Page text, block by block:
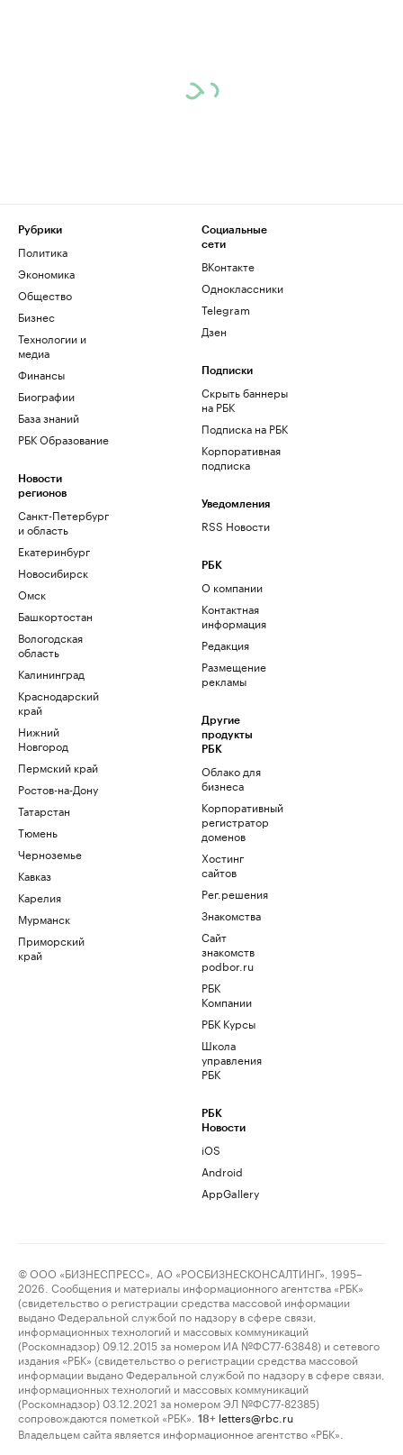
Рубрики
Политика
Экономика
Общество
Бизнес
Технологии и
медиа
Финансы
Биографии
База знаний
РБК Образование
Новости
регионов
Санкт-Петербург
и область
Екатеринбург
Новосибирск
Омск
Башкортостан
Вологодская
область
Калининград
Краснодарский
край
Нижний
Новгород
Пермский край
Ростов-на-Дону
Татарстан
Тюмень
Черноземье
Кавказ
Карелия
Мурманск
Приморский
край
Социальные
сети
ВКонтакте
Одноклассники
Telegram
Дзен
Подписки
Скрыть баннеры
на РБК
Подписка на РБК
Корпоративная
подписка
Уведомления
RSS Новости
РБК
О компании
Контактная
информация
Редакция
Размещение
рекламы
Другие
продукты
РБК
Облако для
бизнеса
Корпоративный
регистратор
доменов
Хостинг
сайтов
Рег.решения
Знакомства
Сайт
знакомств
podbor.ru
РБК
Компании
РБК Курсы
Школа
управления
РБК
РБК
Новости
iOS
Android
AppGallery
© ООО «БИЗНЕСПРЕСС», АО «РОСБИЗНЕСКОНСАЛТИНГ», 1995–
2026. Сообщения и материалы информационного агентства «РБК»
(свидетельство о регистрации средства массовой информации
выдано Федеральной службой по надзору в сфере связи,
информационных технологий и массовых коммуникаций
(Роскомнадзор) 09.12.2015 за номером ИА №ФС77-63848) и сетевого
издания «РБК» (свидетельство о регистрации средства массовой
информации выдано Федеральной службой по надзору в сфере связи,
информационных технологий и массовых коммуникаций
(Роскомнадзор) 03.12.2021 за номером ЭЛ №ФС77-82385)
сопровождаются пометкой «РБК».
18+ letters@rbc.ru
Владельцем сайта является информационное агентство «РБК».